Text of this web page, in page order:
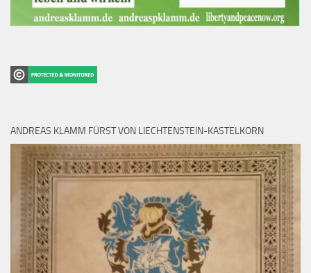
ANDREAS KLAMM FÜRST VON LIECHTENSTEIN-KASTELKORN